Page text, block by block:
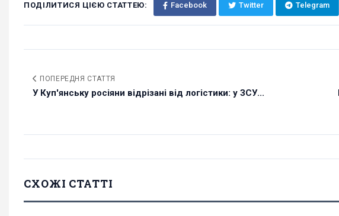
ПОДІЛИТИСЯ ЦІЄЮ СТАТТЕЮ: Facebook Twitter Telegram
ПОПЕРЕДНЯ СТАТТЯ
У Куп'янську росіяни відрізані від логістики: у ЗСУ...
СХОЖІ СТАТТІ